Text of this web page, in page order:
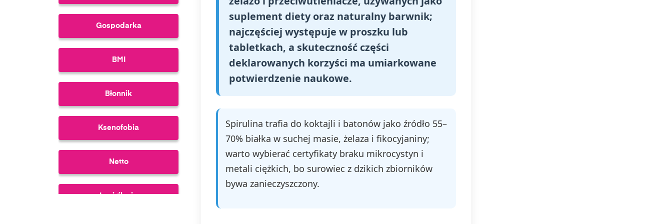
Gospodarka
BMI
Błonnik
Ksenofobia
Netto
Inwigilacja
suplement diety oraz naturalny barwnik;
najczęściej występuje w proszku lub
tabletkach, a skuteczność części
deklarowanych korzyści ma umiarkowane
potwierdzenie naukowe.
Spirulina trafia do koktajli i batonów jako źródło 55–
70% białka w suchej masie, żelaza i fikocyjaniny;
warto wybierać certyfikaty braku mikrocystyn i
metali ciężkich, bo surowiec z dzikich zbiorników
bywa zanieczyszczony.